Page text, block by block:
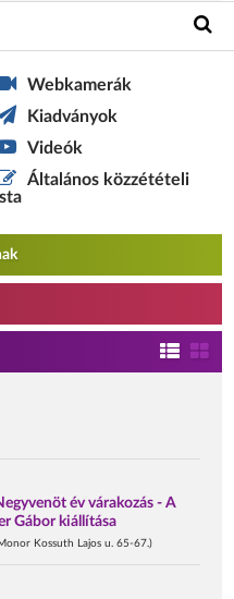
Webkamerák
Kiadványok
Videók
Általános közzétételi
év várakozás - A
Gábor kiállítása
Kossuth Lajos u. 65-67.)